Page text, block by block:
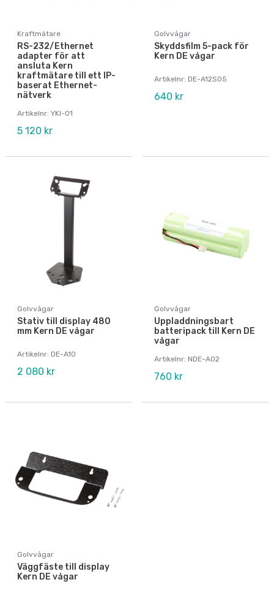
Kraftmätare
RS-232/Ethernet
adapter för att
ansluta Kern
kraftmätare till ett IP-
baserat Ethernet-
nätverk
Artikelnr: YKI-01
5 120 kr
Golvvågar
Skyddsfilm 5-pack för
Kern DE vågar
Artikelnr: DE-A12S05
640 kr
Golvvågar
Stativ till display 480
mm Kern DE vågar
Artikelnr: DE-A10
2 080 kr
Golvvågar
Uppladdningsbart
batteripack till Kern DE
vågar
Artikelnr: NDE-A02
760 kr
Golvvågar
Väggfäste till display
Kern DE vågar